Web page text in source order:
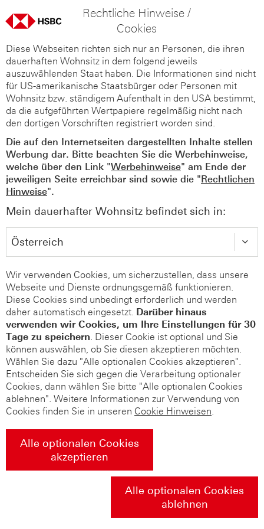
Rechtliche Hinweise /
Cookies
Diese Webseiten richten sich nur an Personen, die ihren
dauerhaften Wohnsitz in dem folgend jeweils
auszuwählenden Staat haben. Die Informationen sind nicht
für US-amerikanische Staatsbürger oder Personen mit
Wohnsitz bzw. ständigem Aufenthalt in den USA bestimmt,
da die aufgeführten Wertpapiere regelmäßig nicht nach
den dortigen Vorschriften registriert worden sind.
Die auf den Internetseiten dargestellten Inhalte stellen
Werbung dar. Bitte beachten Sie die Werbehinweise,
welche über den Link "Werbehinweise" am Ende der
jeweiligen Seite erreichbar sind sowie die "Rechtlichen
Hinweise".
Mein dauerhafter Wohnsitz befindet sich in:
Wir verwenden Cookies, um sicherzustellen, dass unsere
Webseite und Dienste ordnungsgemäß funktionieren.
Diese Cookies sind unbedingt erforderlich und werden
daher automatisch eingesetzt. Darüber hinaus
verwenden wir Cookies, um Ihre Einstellungen für 30
Tage zu speichern. Dieser Cookie ist optional und Sie
können auswählen, ob Sie diesen akzeptieren möchten.
Wählen Sie dazu "Alle optionalen Cookies akzeptieren".
Entscheiden Sie sich gegen die Verarbeitung optionaler
Cookies, dann wählen Sie bitte "Alle optionalen Cookies
ablehnen". Weitere Informationen zur Verwendung von
Cookies finden Sie in unseren Cookie Hinweisen.
Alle optionalen Cookies
akzeptieren
Alle optionalen Cookies
ablehnen